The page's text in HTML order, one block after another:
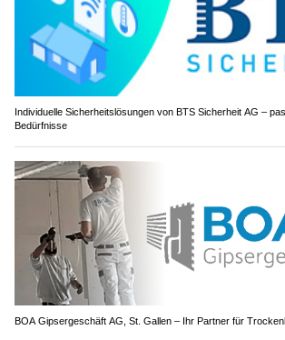
Individuelle Sicherheitslösungen von BTS Sicherheit AG –
Bedürfnisse
BOA Gipsergeschäft AG, St. Gallen – Ihr Partner für